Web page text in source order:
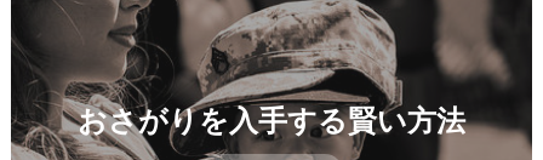
おさがりを入手する賢い方法